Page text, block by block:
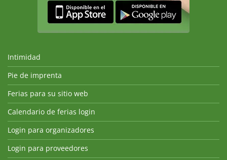
Intimidad
Pie de imprenta
Ferias para su sitio web
Calendario de ferias login
Login para organizadores
Login para proveedores